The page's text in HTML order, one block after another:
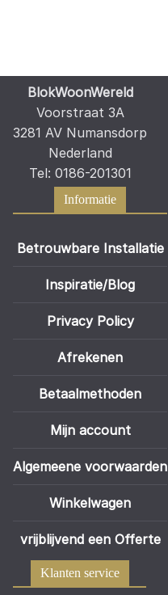
BlokWoonWereld
Voorstraat 3A
3281 AV Numansdorp
Nederland
Tel: 0186-201301
Informatie
Betrouwbare Installatie
Inspiratie/Blog
Privacy Policy
Afrekenen
Betaalmethoden
Mijn account
Algemeene voorwaarden
Winkelwagen
vrijblijvend een Offerte
Klanten service